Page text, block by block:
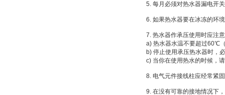
5. 每月必须对热水器漏电开
6. 如果热水器要在冰冻的环
7. 热水器作承压使用时应注
a) 热水器水温不要超过60℃
b) 停止使用承压热水器时，
c) 当你在使用热水的时候，
8. 电气元件接线柱应经常紧
9. 在没有可靠的接地情况下